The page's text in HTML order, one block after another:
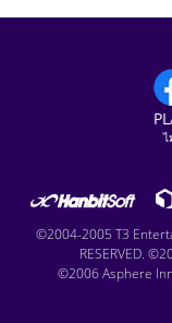
ไ
©2004-2005 T3
RESERVED.
©2006 Asphere